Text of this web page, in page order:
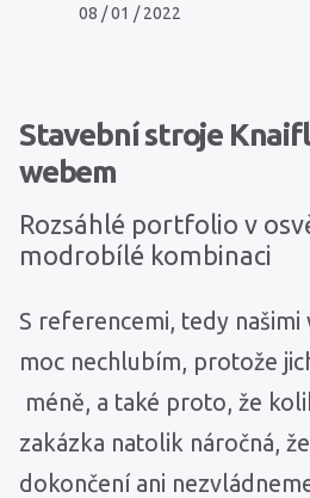
08 / 01 / 2022
Stavební stroje
webem
Rozsáhlé portfolio v
modrobílé kombinaci
S referencemi, tedy
moc nechlubím, protože
méně, a také proto, že
zakázka natolik náročná,
dokončení ani